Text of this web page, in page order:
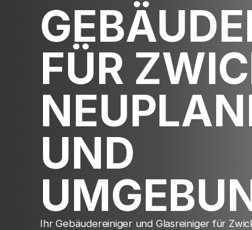
FÜR
UND
Ihr Gebäudereiniger und Glasreiniger für